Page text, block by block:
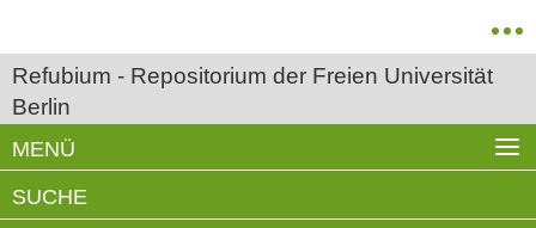
Refubium - Repositorium der Freien Universität
Berlin
MENÜ
SUCHE